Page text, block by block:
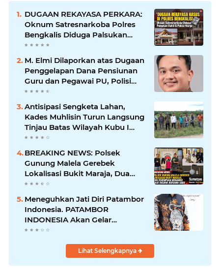
DUGAAN REKAYASA PERKARA:
Oknum Satresnarkoba Polres
Bengkalis Diduga Palsukan
Barang Bukti Hingga Paksa
Warga Hadir di TKP
M. Elmi Dilaporkan atas Dugaan
Penggelapan Dana Pensiunan
Guru dan Pegawai PU, Polisi
Pastikan Proses Hukum
Berjalan
Antisipasi Sengketa Lahan,
Kades Muhlisin Turun Langsung
Tinjau Batas Wilayah Kubu I
yang Diduga Diserobot PT Jatim
BREAKING NEWS: Polsek
Gunung Malela Gerebek
Lokalisasi Bukit Maraja, Dua
Perempuan Menangis Saat
Diciduk Bersama Sabu
Meneguhkan Jati Diri Patambor
Indonesia. PATAMBOR
INDONESIA Akan Gelar
RAKERNAS II Di Jakarta.
Lihat Selengkapnya